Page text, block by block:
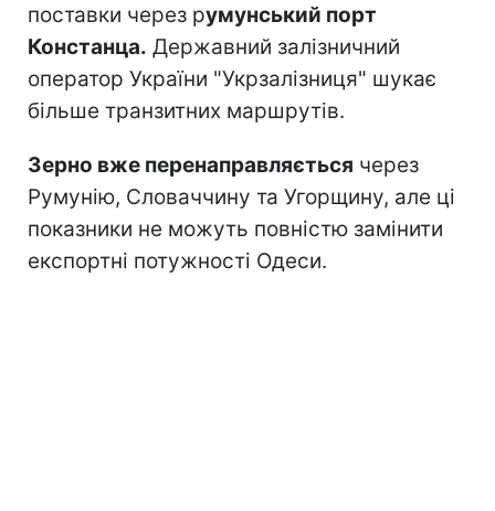
поставки через румунський порт
Констанца. Державний залізничний
оператор України "Укрзалізниця" шукає
більше транзитних маршрутів.
Зерно вже перенаправляється через
Румунію, Словаччину та Угорщину, але ці
показники не можуть повністю замінити
експортні потужності Одеси.